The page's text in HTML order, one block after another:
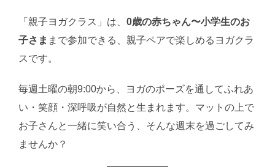
「親子ヨガクラス」は、 0歳の赤ちゃん〜小学生のお
子さま まで参加できる、親子ペアで楽しめるヨガクラ
スです。
毎週土曜の朝9:00から、ヨガのポーズを通してふれあ
い・笑顔・深呼吸が自然と生まれます。マットの上で
お子さんと一緒に笑い合う、そんな週末を過ごしてみ
ませんか？